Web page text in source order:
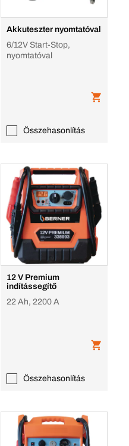
Akkuteszter nyomtatóval
6/12V Start-Stop,
nyomtatóval
Összehasonlítás
12 V Premium
indítássegítő
22 Ah, 2200 A
Összehasonlítás